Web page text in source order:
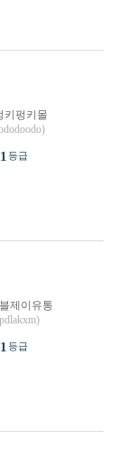
키펑키몰
1 등급
제이유통
1 등급